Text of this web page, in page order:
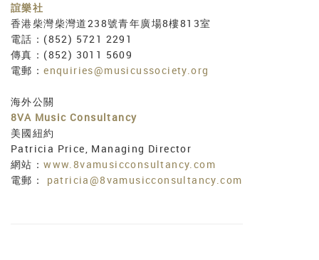
誼樂社
香港柴灣柴灣道238號青年廣場8樓813室
電話：(852) 5721 2291
傳真：(852) 3011 5609
電郵：enquiries@musicussociety.org
海外公關
8VA Music Consultancy
美國紐約
Patricia Price, Managing Director
網站：www.8vamusicconsultancy.com
電郵： patricia@8vamusicconsultancy.com